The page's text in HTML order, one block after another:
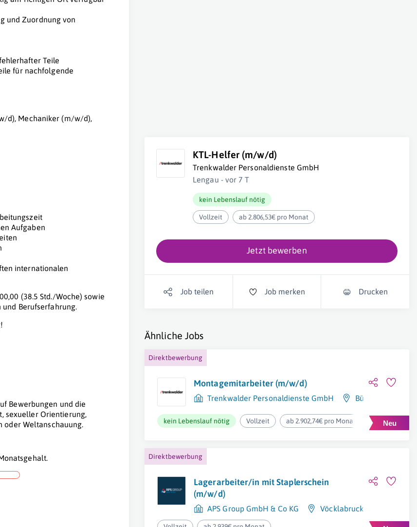
und Zuordnung von
Teile
für nachfolgende
d), Mechaniker (m/w/d),
Aufgaben
internationalen
(38.5 Std./Woche) sowie
Berufserfahrung.
Bewerbungen und die
sexueller Orientierung,
oder Weltanschauung.
KTL-Helfer (m/w/d)
Trenkwalder Personaldienste GmbH
Lengau - vor 7 T
kein Lebenslauf nötig
Vollzeit ab 2.806,53€ pro Monat
Jetzt bewerben
Job teilen Job merken Drucken
Ähnliche Jobs
Direktbewerbung
Montagemitarbeiter (m/w/d)
Trenkwalder Personaldienste GmbH Bürmoos
kein Lebenslauf nötig Vollzeit ab 2.902,74€ pro Monat
Direktbewerbung
Lagerarbeiter/in mit Staplerschein
(m/w/d)
APS Group GmbH & Co KG Vöcklabruck